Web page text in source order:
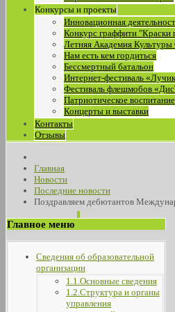
Конкурсы и проекты
Инновационная
Конкурс граффити "Краски
Летняя Академия
Нам есть кем гордиться
Бессмертный батальон
Интернет-фестиваль
Фестиваль флешмобов
Патриотическое воспитание
Концерты и выставки
Контакты
Отзывы
Главная
Новости
Последние новости
Поздравляем дебютантов
Главное меню
Сведения об образовательной
организации
1.1.Основные сведения
1.2.Структура и органы
управления